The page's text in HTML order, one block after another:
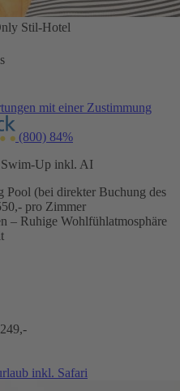
Stil-Hotel
mit einer Zustimmung
(800) 84%
Swim-Up inkl. AI
(bei direkter Buchung des
pro Zimmer
– Ruhige Wohlfühlatmosphäre
inkl. Safari